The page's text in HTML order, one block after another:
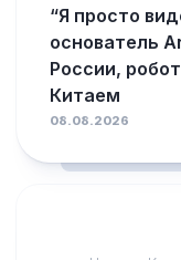
“Я просто
основатель
России,
Китаем
08.08.2026